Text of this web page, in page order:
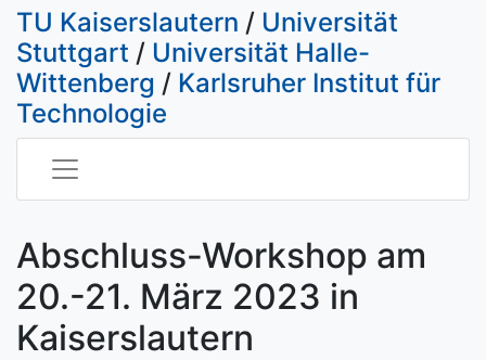
TU Kaiserslautern / Universität
Stuttgart / Universität Halle-
Wittenberg / Karlsruher Institut für
Technologie
Abschluss-Workshop am
20.-21. März 2023 in
Kaiserslautern